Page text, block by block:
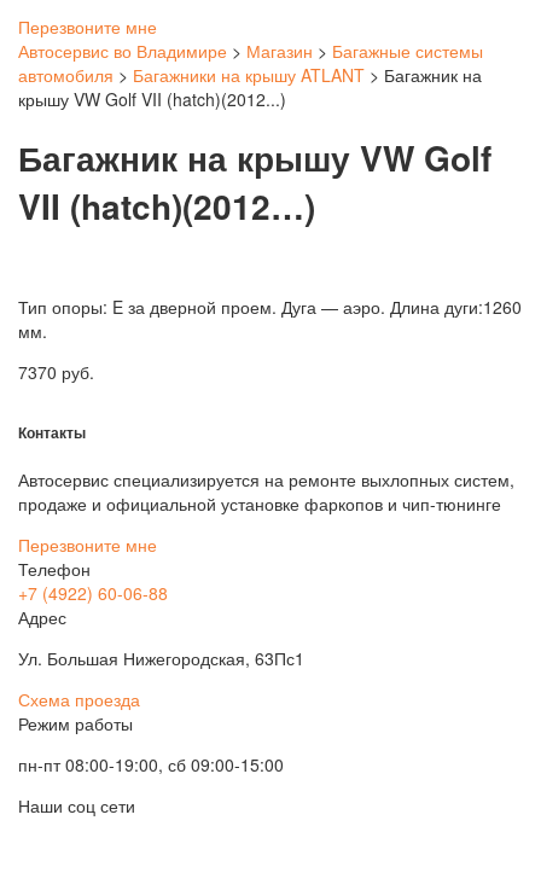
Перезвоните мне
Автосервис во Владимире > Магазин > Багажные системы
автомобиля > Багажники на крышу ATLANT > Багажник на
крышу VW Golf VII (hatch)(2012...)
Багажник на крышу VW Golf
VII (hatch)(2012…)
Тип опоры: E за дверной проем. Дуга — аэро. Длина дуги:1260
мм.
7370 руб.
Контакты
Автосервис специализируется на ремонте выхлопных систем,
продаже и официальной установке фаркопов и чип-тюнинге
Перезвоните мне
Телефон
+7 (4922) 60-06-88
Адрес
Ул. Большая Нижегородская, 63Пс1
Схема проезда
Режим работы
пн-пт 08:00-19:00, сб 09:00-15:00
Наши соц сети